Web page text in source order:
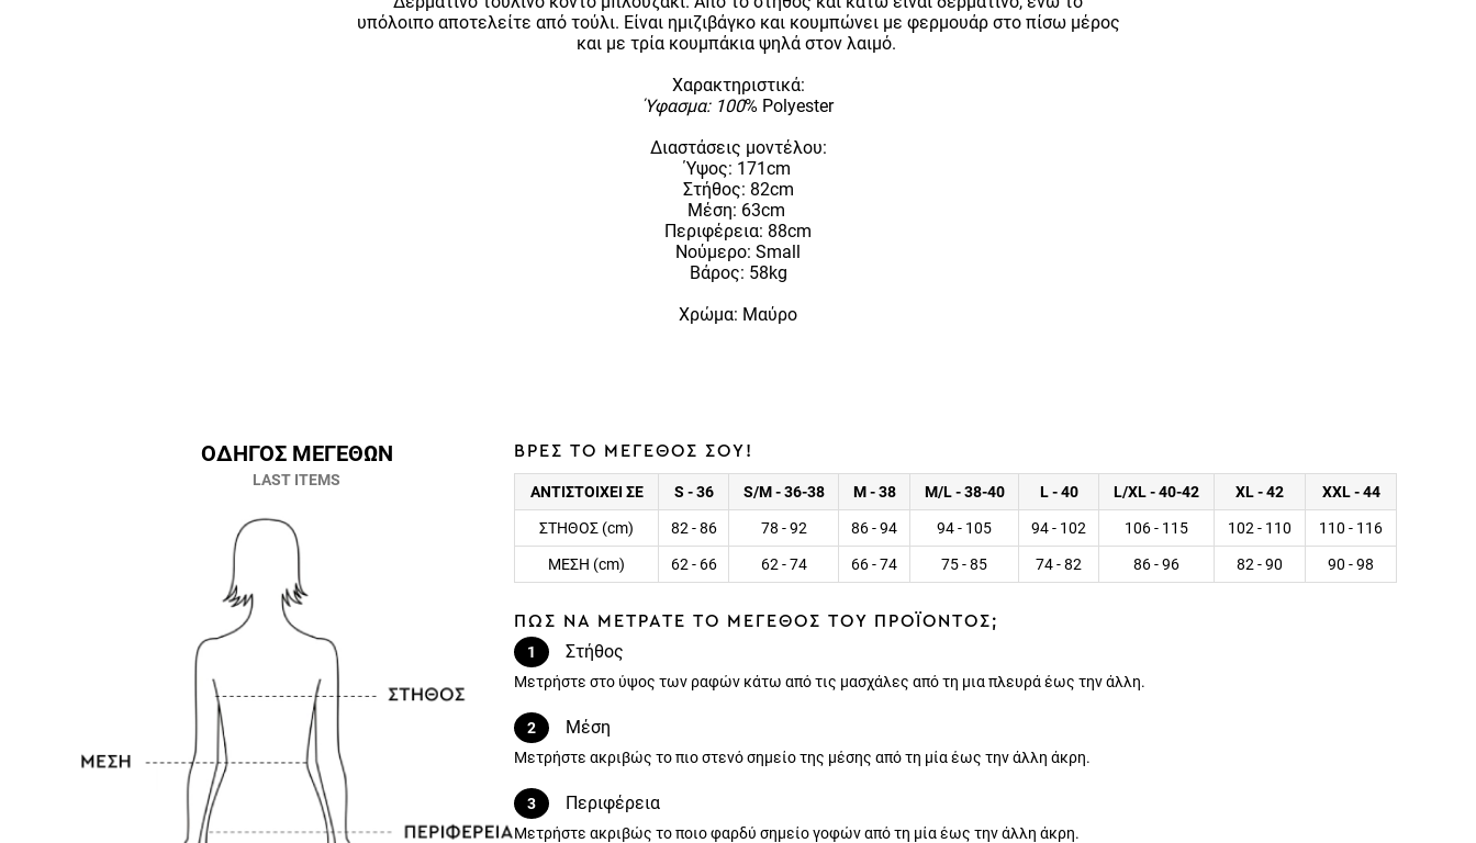
υπόλοιπο αποτελείτε από τούλι. Είναι ημιζιβάγκο και κουμπώνει με φερμουάρ στο πίσω μέρος
και με τρία κουμπάκια ψηλά στον λαιμό.
Χαρακτηριστικά:
Ύφασμα: 100% Polyester
Διαστάσεις μοντέλου:
Ύψος: 171cm
Στήθος: 82cm
Μέση: 63cm
Περιφέρεια: 88cm
Νούμερο: Small
Βάρος: 58kg
Χρώμα: Μαύρο
ΟΔΗΓΟΣ ΜΕΓΕΘΩΝ
LAST ITEMS
ΒΡΕΣ ΤΟ ΜΕΓΕΘΟΣ ΣΟΥ!
ΑΝΤΙΣΤΟΙΧΕΙ ΣΕ S - 36 S/M - 36-38 M - 38 M/L - 38-40 L - 40 L/XL - 40-42 XL - 42 XXL - 44
ΣΤΗΘΟΣ (cm) 82 - 86 78 - 92 86 - 94 94 - 105 94 - 102 106 - 115 102 - 110 110 - 116
ΜΕΣΗ (cm) 62 - 66 62 - 74 66 - 74 75 - 85 74 - 82 86 - 96 82 - 90 90 - 98
ΠΩΣ ΝΑ ΜΕΤΡΑΤΕ ΤΟ ΜΕΓΕΘΟΣ ΤΟΥ ΠΡΟΪΟΝΤΟΣ;
1
Στήθος
Μετρήστε στο ύψος των ραφών κάτω από τις μασχάλες από τη μια πλευρά έως την άλλη.
2 Μέση
Μετρήστε ακριβώς το πιο στενό σημείο της μέσης από τη μία έως την άλλη άκρη.
3 Περιφέρεια
Μετρήστε ακριβώς το ποιο φαρδύ σημείο γοφών από τη μία έως την άλλη άκρη.